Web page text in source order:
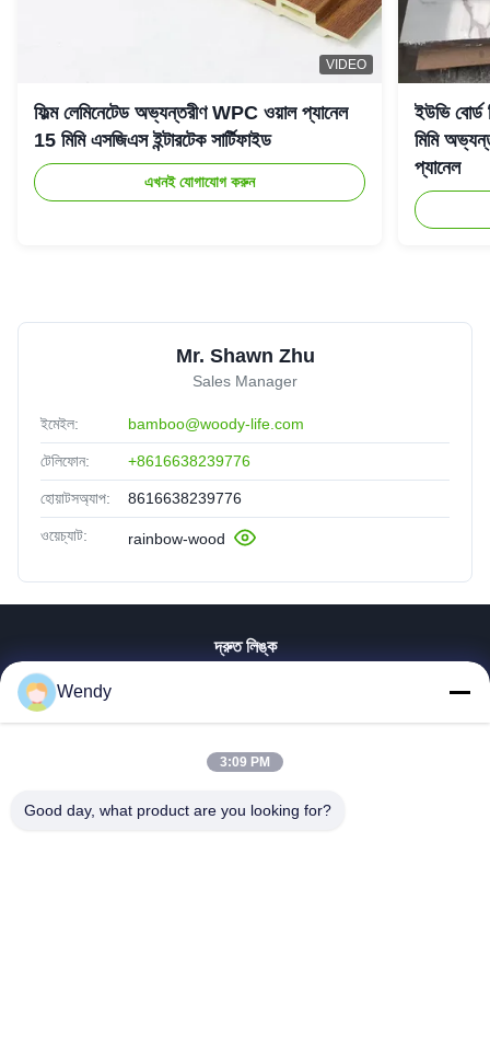
VIDEO
ফিল্ম লেমিনেটেড অভ্যন্তরীণ WPC ওয়াল প্যানেল
15 মিমি এসজিএস ইন্টারটেক সার্টিফাইড
এখনই যোগাযোগ করুন
ইউভি
মিমি
প্যানেল
Mr. Shawn Zhu
Sales Manager
ইমেইল: bamboo@woody-life.com
টেলিফোন: +8616638239776
হোয়াটসঅ্যাপ: 8616638239776
ওয়েচ্যাট: rainbow-wood
দ্রুত লিঙ্ক
ভিআর শো
Wendy
3:09 PM
Good day, what product are you looking for?